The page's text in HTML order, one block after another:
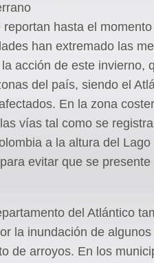
hasta el
han extremado las
acción de este invierno,
del país, siendo el
En la zona
vías tal como se
a la altura del
evitar que se presente
del Atlántico
la inundación de
de arroyos. En los